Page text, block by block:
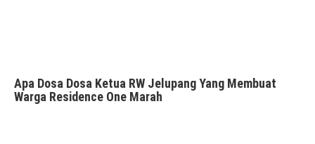
Apa Dosa Dosa Ketua RW Jelupang Yang Membuat
Warga Residence One Marah